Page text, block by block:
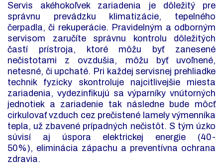
Servis akéhokoľvek zariadenia je dôležitý pre
správnu prevádzku klimatizácie, tepelného
čerpadla, či rekuperácie. Pravidelným a odborným
servisom zaručíte správnu kontrolu dôležitých
častí prístroja, ktoré môžu byť zanesené
nečistotami z ovzdušia, môžu byť uvoľnené,
netesné, či upchaté. Pri každej servisnej prehliadke
technik fyzicky skontroluje najcitlivejšie miesta
zariadenia, vydezinfikujú sa výparníky vnútorných
jednotiek a zariadenie tak následne bude môcť
cirkulovať vzduch cez prečistené lamely výmenníka
tepla, už zbavené prípadných nečistôt. S tým úzko
súvisí aj úspora elektrickej energie (40-
50%), eliminácia zápachu a preventívna ochrana
zdravia.